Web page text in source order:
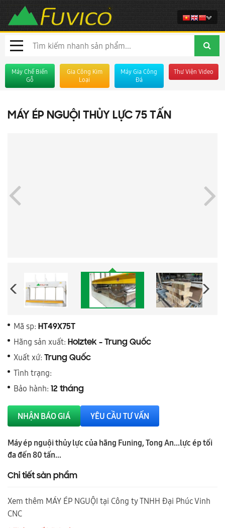
Máy Chế Biến
Gỗ
Gia Công Kim
Loại
Máy Gia Công
Đá
Thư Viện Video
MÁY ÉP NGUỘI THỦY LỰC 75 TẤN
Mã sp: HT49X75T
Hãng sản xuất: Holztek - Trung Quốc
Xuất xứ: Trung Quốc
Tình trạng:
Bảo hành: 12 tháng
NHẬN BÁO GIÁ YÊU CẦU TƯ VẤN
Máy ép nguội thủy lực của hãng Funing, Tong An...lực ép tối
đa đến 80 tấn...
Chi tiết sản phẩm
Xem thêm MÁY ÉP NGUỘI tại Công ty TNHH Đại Phúc Vinh
CNC